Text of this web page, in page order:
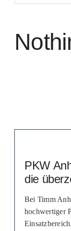
PKW
die
Bei Timm
hochwertiger